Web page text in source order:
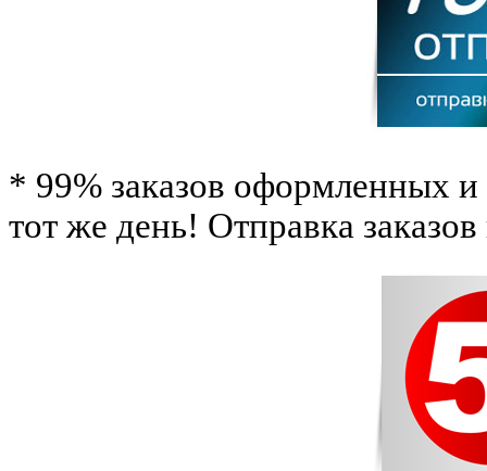
* 99% заказов оформленных
тот же день! Отправка